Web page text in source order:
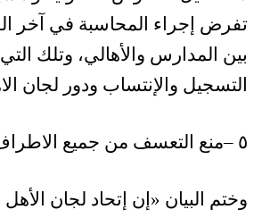
تفرض إجراء المحاسبة في آخر
بين المدارس والأهالي، وتلك
التسجيل والإنتساب ودور لجان
٥ –منع التعسف من جميع
وختم البيان «إن إتحاد لجان الأهل